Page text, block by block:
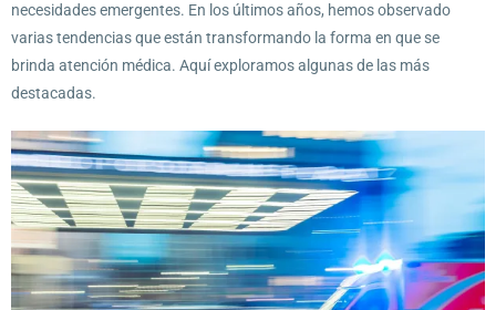
necesidades emergentes. En los últimos años, hemos observado
varias tendencias que están transformando la forma en que se
brinda atención médica. Aquí exploramos algunas de las más
destacadas.